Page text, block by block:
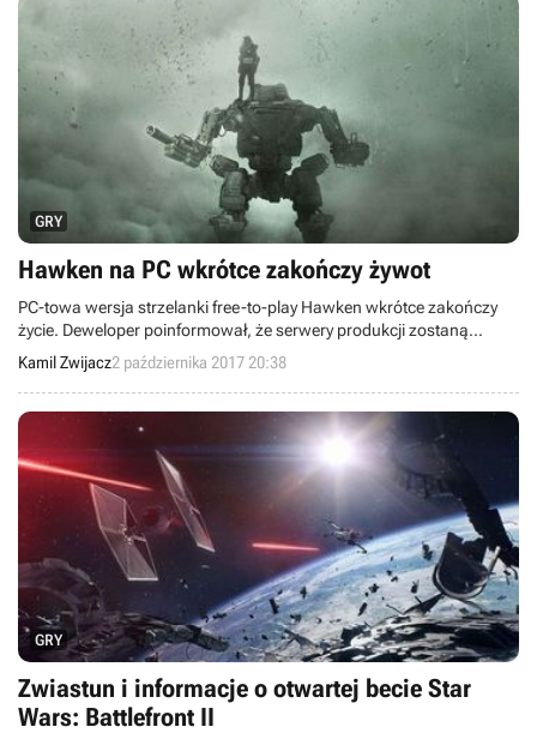
GRY
Hawken na PC wkrótce zakończy żywot
PC-towa wersja strzelanki free-to-play Hawken wkrótce zakończy
życie. Deweloper poinformował, że serwery produkcji zostaną
wyłączone na początku przyszłego roku.
Kamil Zwijacz2 października 2017 20:38
GRY
Zwiastun i informacje o otwartej becie Star
Wars: Battlefront II